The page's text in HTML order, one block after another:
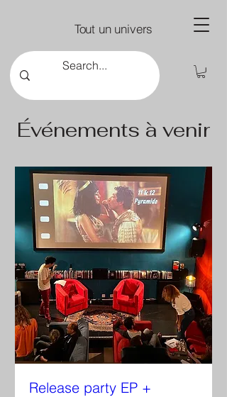
Tout un univers
Événements à venir
Release party EP +